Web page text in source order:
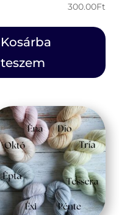
300.00Ft
Kosárba
teszem